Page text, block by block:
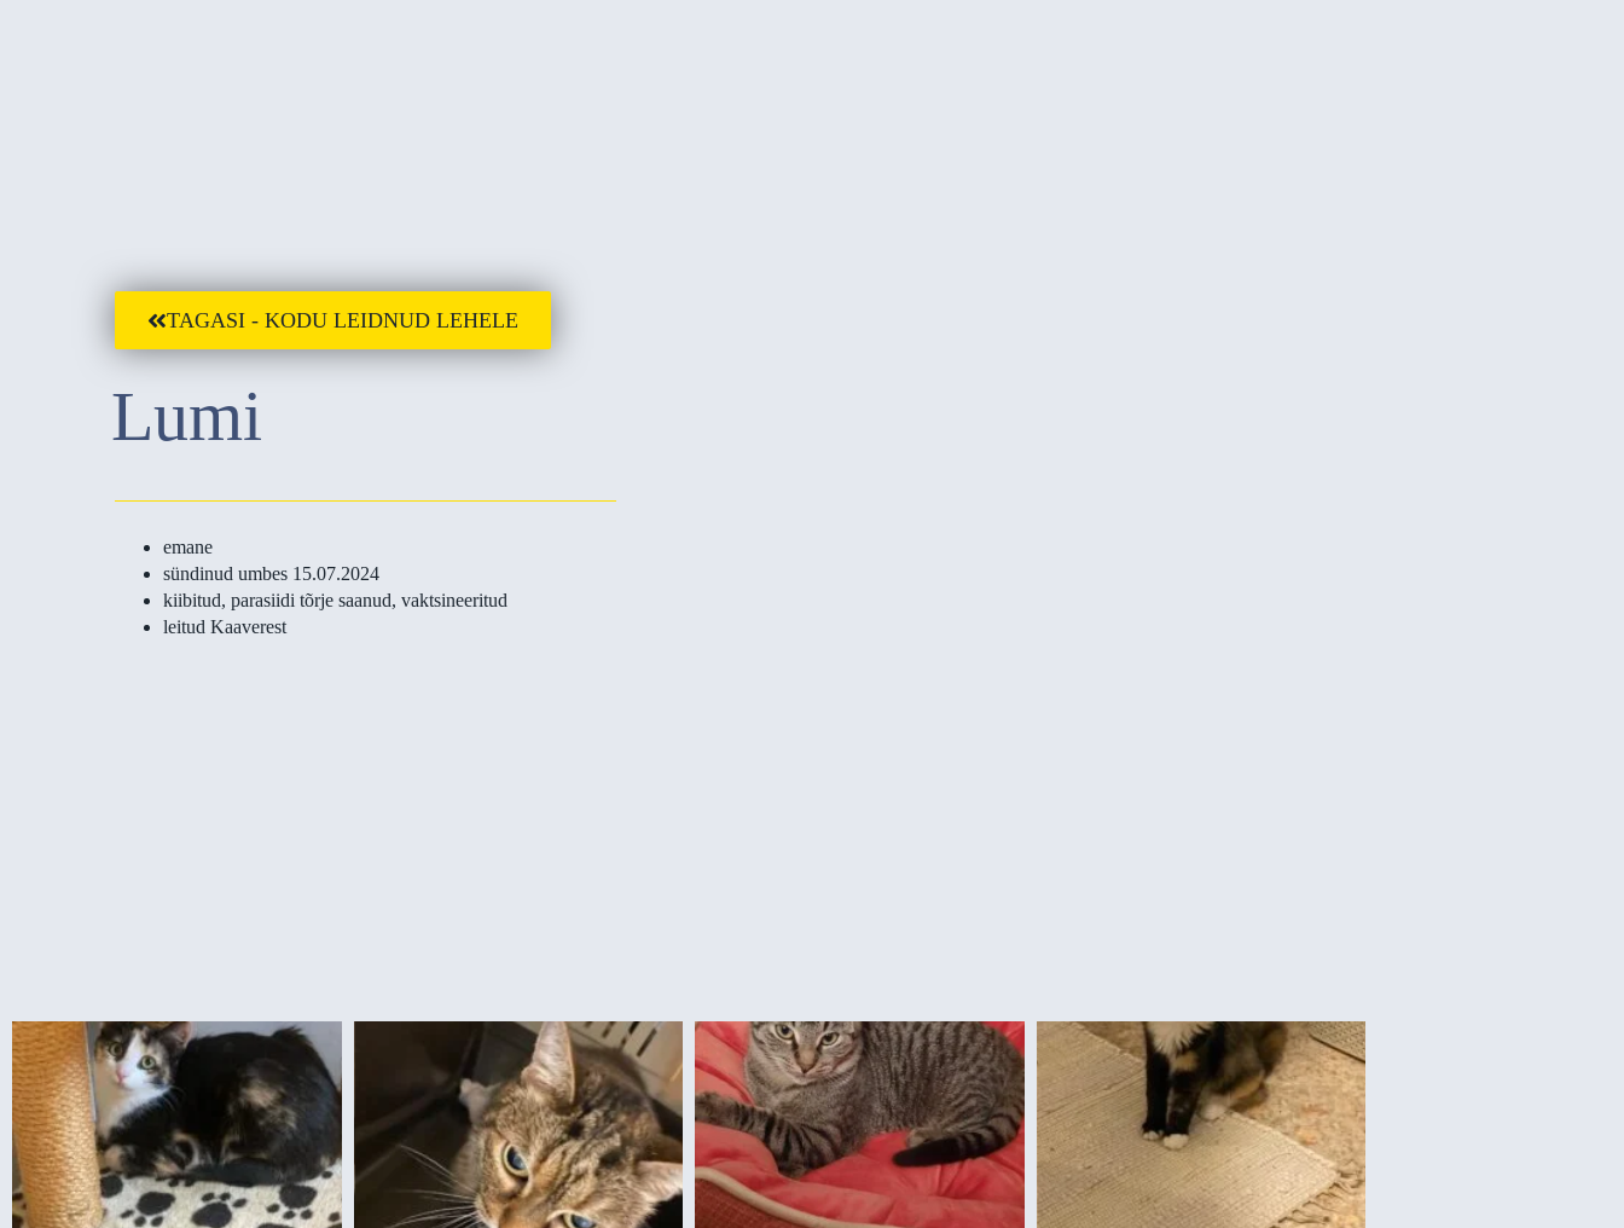
TAGASI - KODU LEIDNUD LEHELE
Lumi
emane
sündinud umbes 15.07.2024
kiibitud, parasiidi tõrje saanud, vaktsineeritud
leitud Kaaverest